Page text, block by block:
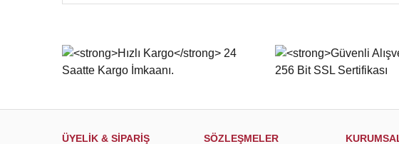
Bu ürünün fiyat bilgisi, resim, ürün açıklamalarında ve diğer konularda
Ürün resmi kalitesiz, bozuk veya görüntülenemiyor.
Ürün açıklamasında eksik bilgiler bulunuyor.
Bu ürüne benzer farklı alternatifler olmalı.
ÜYELİK & SİPARİŞ SÖZLEŞMELER